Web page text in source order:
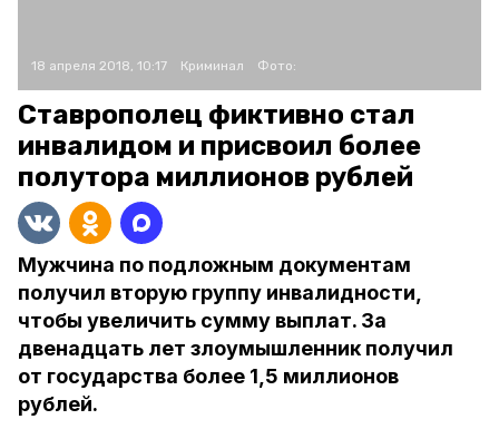
18 апреля 2018, 10:17 Криминал Фото:
Ставрополец фиктивно стал
инвалидом и присвоил более
полутора миллионов рублей
Мужчина по подложным документам
получил вторую группу инвалидности,
чтобы увеличить сумму выплат. За
двенадцать лет злоумышленник получил
от государства более 1,5 миллионов
рублей.